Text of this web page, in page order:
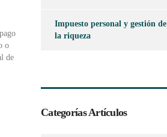
o
de
Impuesto personal y gestión de
la riqueza
Categorías Artículos